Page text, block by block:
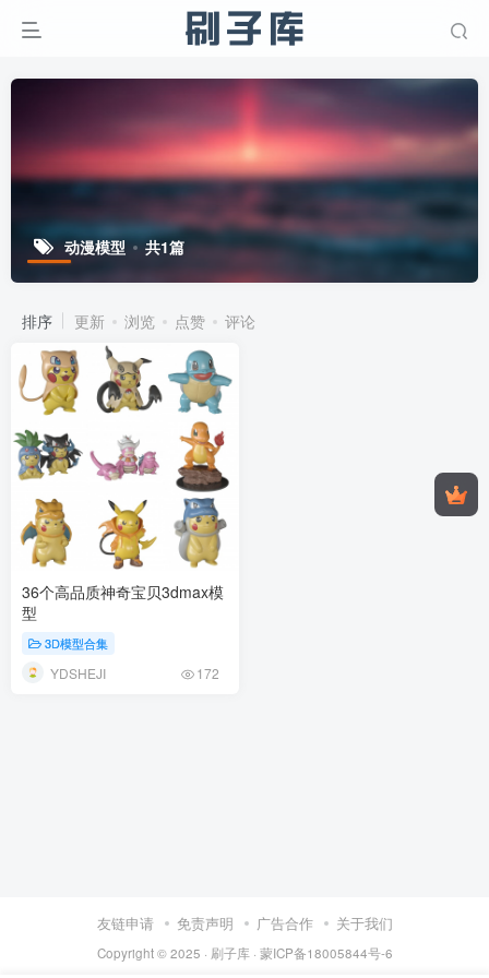
动漫模型 共1篇
排序 更新 浏览 点赞 评论
36个高品质神奇宝贝3dmax模
型
3D模型合集
YDSHEJI 172
友链申请 免责声明 广告合作 关于我们
Copyright © 2025 · 刷子库 · 蒙ICP备18005844号-6